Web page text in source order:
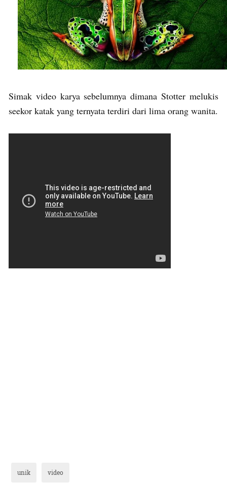
Simak video karya sebelumnya dimana Stotter melukis
seekor katak yang ternyata terdiri dari lima orang wanita.
unik video